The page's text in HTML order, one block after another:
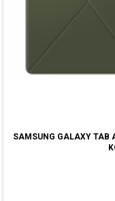
SAMSUNG GALAXY TAB